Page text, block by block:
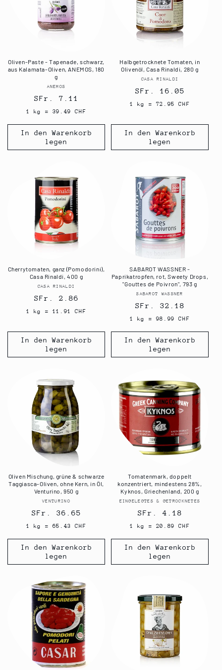
Oliven-Paste - Tapenade, schwarz,
aus Kalamata-Oliven, ANEMOS, 180
g
Anbieter:
ANEMOS
Normaler
Preis
SFr. 7.11
1 kg = 39.49 CHF
In den Warenkorb
legen
Halbgetrocknete Tomaten, in
Olivenöl, Casa Rinaldi, 280 g
Anbieter:
CASA RINALDI
Normaler
Preis
SFr. 16.05
1 kg = 72.95 CHF
In den Warenkorb
legen
Cherrytomaten, ganz (Pomodorini),
Casa Rinaldi, 400 g
Anbieter:
CASA RINALDI
Normaler
Preis
SFr. 2.86
1 kg = 11.91 CHF
In den Warenkorb
legen
SABAROT WASSNER -
Paprikatropfen, rot, Sweety Drops,
"Gouttes de Poivron", 793 g
Anbieter:
SABAROT WASSNER
Normaler
Preis
SFr. 32.18
1 kg = 98.99 CHF
In den Warenkorb
legen
Oliven Mischung, grüne & schwarze
Taggiasca-Oliven, ohne Kern, in Öl,
Venturino, 950 g
Anbieter:
VENTURINO
Normaler
Preis
SFr. 36.65
1 kg = 65.43 CHF
In den Warenkorb
legen
Tomatenmark, doppelt
konzentriert, mindestens 28%,
Kyknos, Griechenland, 200 g
Anbieter:
EINGELEGTES & GETROCKNETES
Normaler
Preis
SFr. 4.18
1 kg = 20.89 CHF
In den Warenkorb
legen